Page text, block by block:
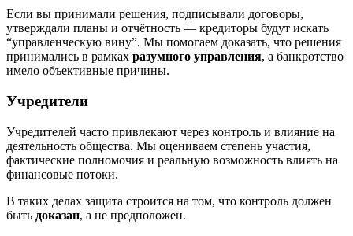
Если вы принимали решения, подписывали договоры,
утверждали планы и отчётность — кредиторы будут искать
“управленческую вину”. Мы помогаем доказать, что решения
принимались в рамках разумного управления, а банкротство
имело объективные причины.
Учредители
Учредителей часто привлекают через контроль и влияние на
деятельность общества. Мы оцениваем степень участия,
фактические полномочия и реальную возможность влиять на
финансовые потоки.
В таких делах защита строится на том, что контроль должен
быть доказан, а не предположен.